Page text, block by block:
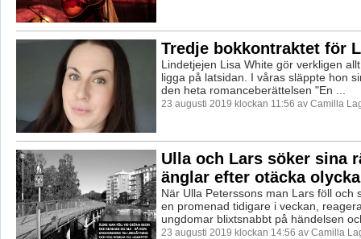
Tredje bokkontraktet för
Lindetjejen Lisa White gör verkligen
ligga på latsidan. I våras släppte hon
den heta romanceberättelsen "En ...
23 augusti 2019 klockan 11:56 av Camilla
Ulla och Lars söker sina
änglar efter otäcka
När Ulla Peterssons man Lars föll och
en promenad tidigare i veckan,
ungdomar blixtsnabbt på händelsen
23 augusti 2019 klockan 14:56 av Camilla